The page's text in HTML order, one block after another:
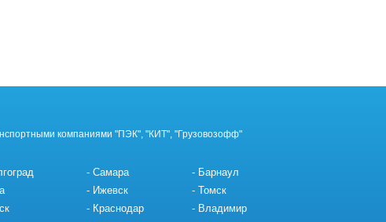
компаниями "ПЭК", "КИТ", "Грузовозофф"
Самара
Ижевск
Краснодар
Барнаул
Томск
Владимир